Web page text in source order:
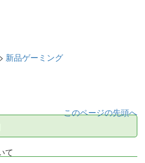
> 新品ゲーミング
このページの先頭へ
て